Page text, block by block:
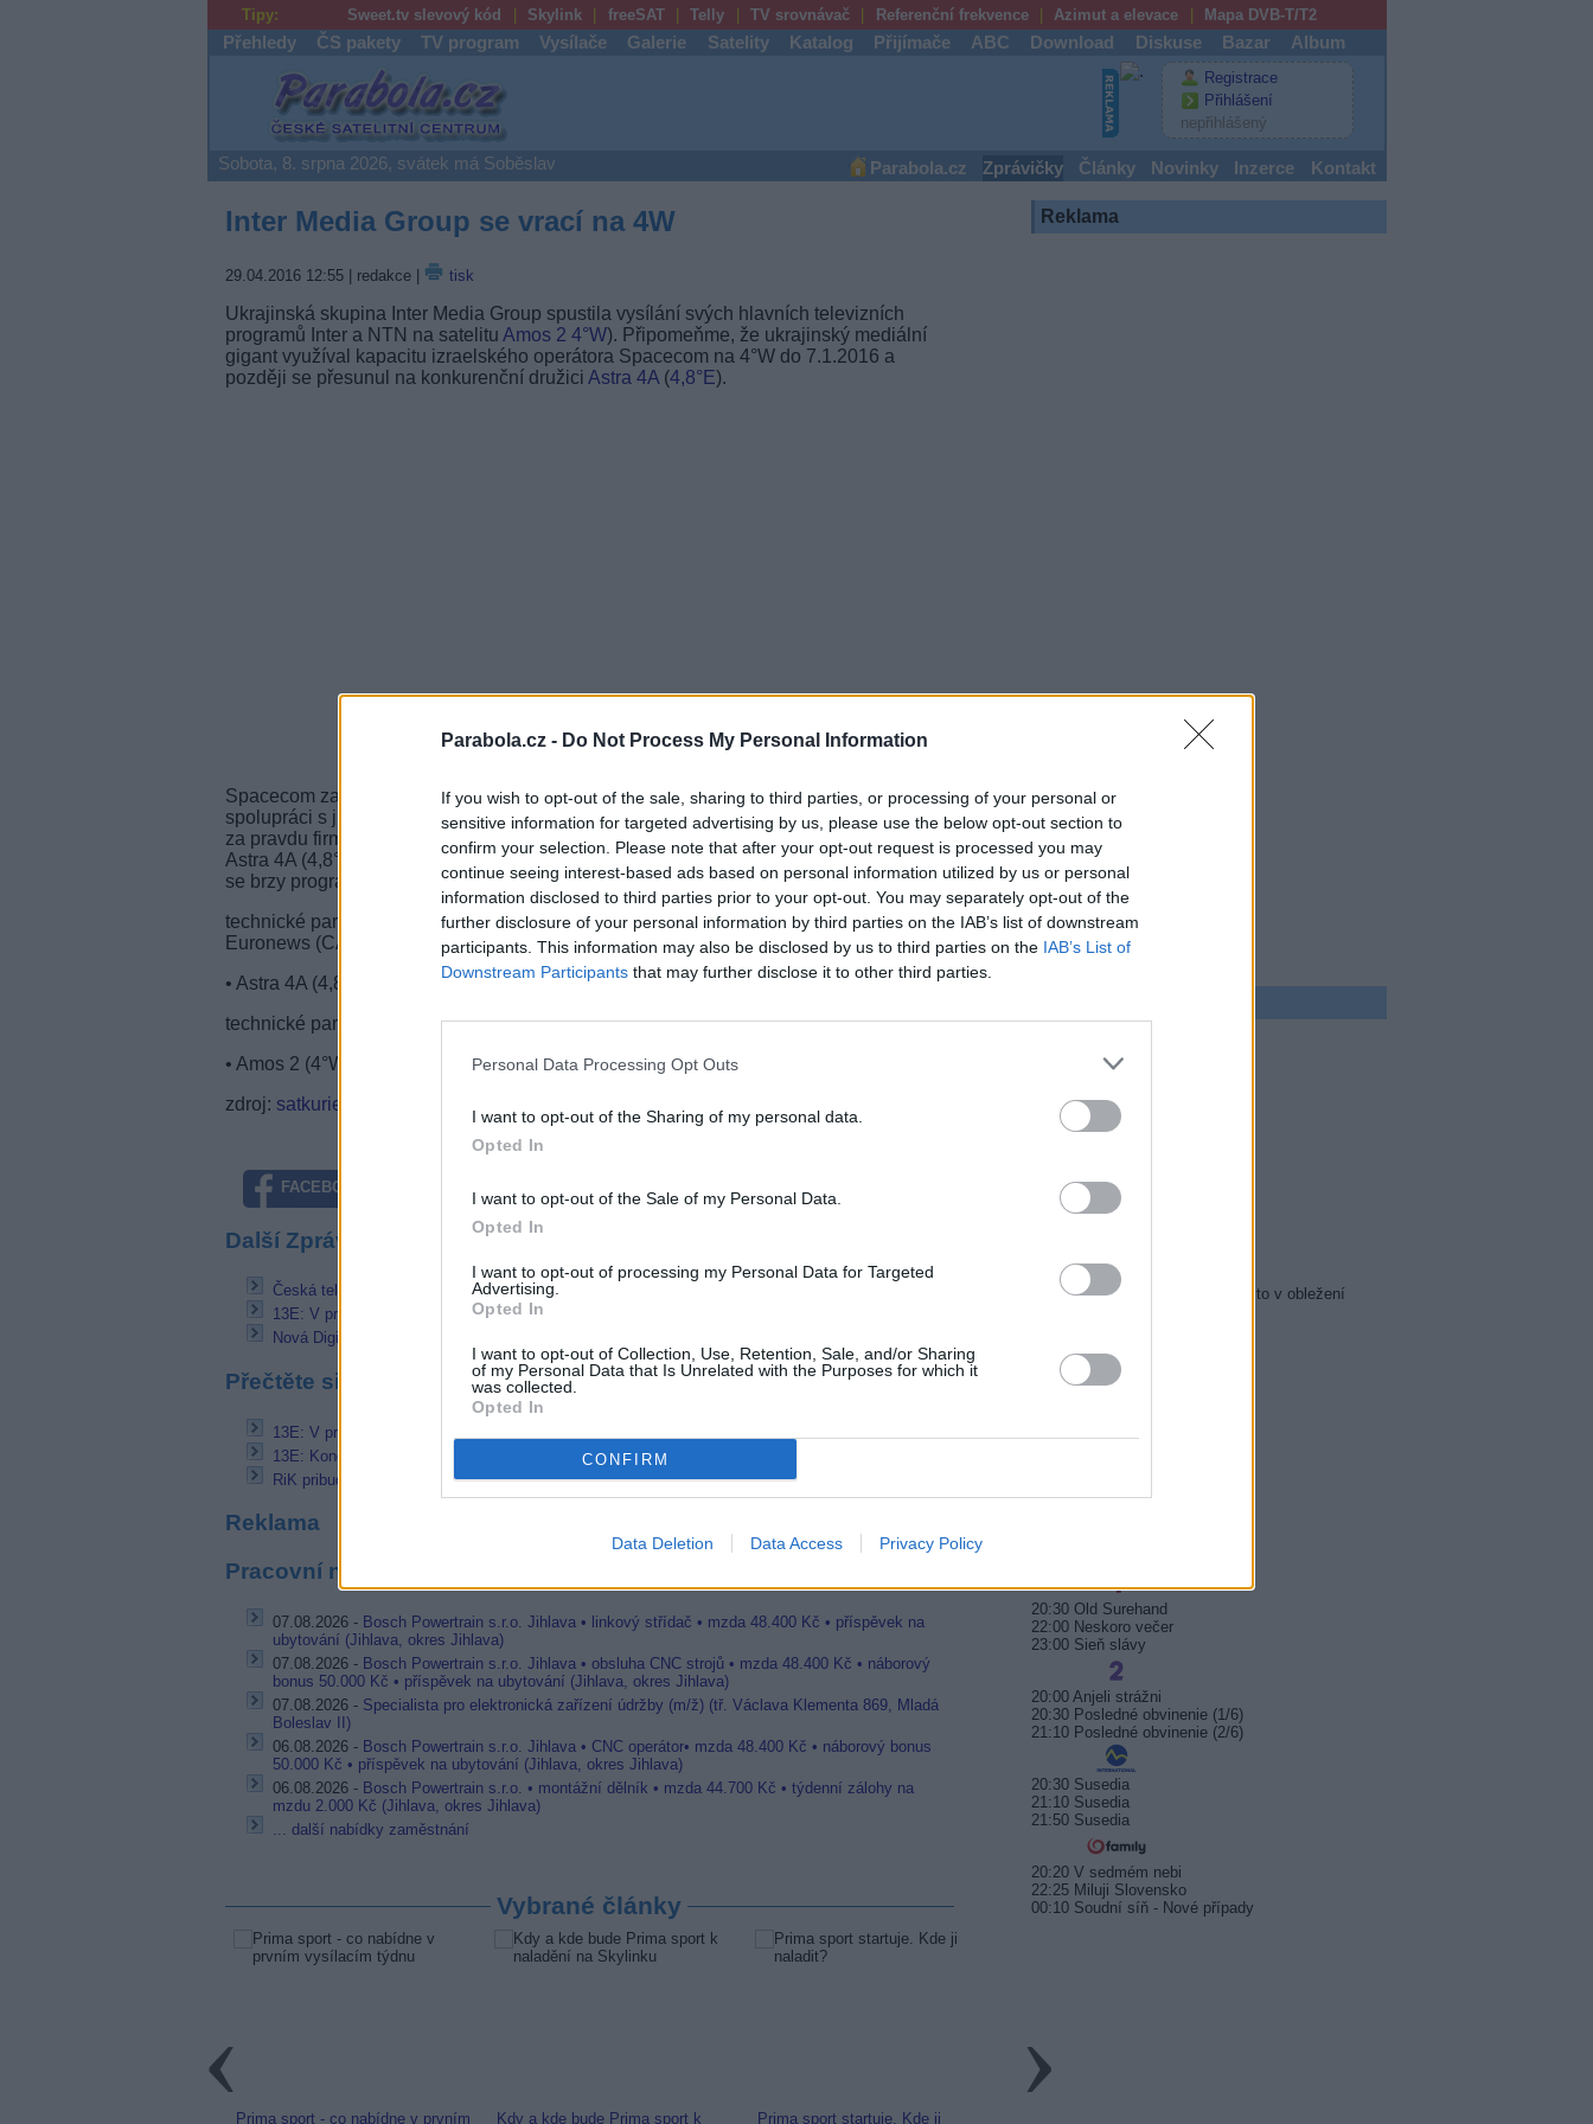
Parabola.cz - Do Not Process My Personal Information
If you wish to opt-out of the sale, sharing to third parties, or processing of your personal or
sensitive information for targeted advertising by us, please use the below opt-out section to
confirm your selection. Please note that after your opt-out request is processed you may
continue seeing interest-based ads based on personal information utilized by us or personal
information disclosed to third parties prior to your opt-out. You may separately opt-out of the
further disclosure of your personal information by third parties on the IAB’s list of downstream
participants. This information may also be disclosed by us to third parties on the IAB’s List of
Downstream Participants that may further disclose it to other third parties.
Personal Data Processing Opt Outs
I want to opt-out of the Sharing of my personal data.
Opted In
I want to opt-out of the Sale of my Personal Data.
Opted In
I want to opt-out of processing my Personal Data for Targeted
Advertising.
Opted In
I want to opt-out of Collection, Use, Retention, Sale, and/or Sharing
of my Personal Data that Is Unrelated with the Purposes for which it
was collected.
Opted In
CONFIRM
Data Deletion Data Access Privacy Policy
Tipy: Sweet.tv slevový kód Skylink freeSAT Telly TV srovnávač Referenční frekvence Azimut a elevace Mapa DVB-T/T2
Přehledy ČS pakety TV program Vysílače Galerie Satelity Katalog Přijímače ABC Download Diskuse Bazar Album
Parabola.cz
Registrace
Přihlášení
nepřihlášený
Sobota, 8. srpna 2026, svátek má Soběslav Parabola.cz Zprávičky Články Novinky Inzerce Kontakt
Inter Media Group se vrací na 4W
29.04.2016 12:55| redakce | tisk
Ukrajinská skupina Inter Media Group spustila vysílání svých hlavních televizních
programů Inter a NTN na satelitu Amos 2 4°W). Připomeňme, že ukrajinský mediální
gigant využíval kapacitu izraelského operátora Spacecom na 4°W do 7.1.2016 a
později se přesunul na konkurenční družici Astra 4A(4,8°E).
Spacecom zažaloval společnost Inter Media Group za předčasné ukončení kontraktu a
spolupráci s jiným satelitním operátorem. Dne 14.1.2016 obchodní soud v Kyjevě dal
za pravdu firmě Spacecom a vyzval mediální skupinu k ukončení vysílání na družici
Astra 4A (4,8°E). Od té doby izraelský operátor čeká na splnění soudního nařízení. Vrátí
se brzy programy Inter Media Group na družici Amos?
technické parametry - Inter, NTN, Mega, K1, K2, Zoom, Pixel, Enter Film (všeFTA ),
Euronews (CA BISS):
• Astra 4A (4,8°E), freq. 12,399 GHz, pol. V, SR 27500, FEC 3/4, DVB-S/QPSK
technické parametry - Inter, NTN (oba FTA), Euronews (CA BISS):
• Amos 2 (4°W), freq. 10,806 GHz, pol. H, SR 30000, FEC 3/4, DVB-S/QPSK
zdroj: satkurier.pl
FACEBOOK
Další Zprávičky
Česká televize sjednotila podobu titulků pro neslyšící
13E: V provozu nový transpondér
Nová Digi TV SK chystá nový firmware pro boxy Kaon HD
Přečtěte si také
13E: V provozu nový transpondér
13E: Konec německé Family TV, start Blizz TV
RiK pribudla do ponuky Fiber TV
Reklama
Pracovní nabídky
07.08.2026 - Bosch Powertrain s.r.o. Jihlava • linkový střídač • mzda 48.400 Kč • příspěvek na
ubytování (Jihlava, okres Jihlava)
07.08.2026 - Bosch Powertrain s.r.o. Jihlava • obsluha CNC strojů • mzda 48.400 Kč • náborový
bonus 50.000 Kč • příspěvek na ubytování (Jihlava, okres Jihlava)
07.08.2026 - Specialista pro elektronická zařízení údržby (m/ž) (tř. Václava Klementa 869, Mladá
Boleslav II)
06.08.2026 - Bosch Powertrain s.r.o. Jihlava • CNC operátor• mzda 48.400 Kč • náborový bonus
50.000 Kč • příspěvek na ubytování (Jihlava, okres Jihlava)
06.08.2026 - Bosch Powertrain s.r.o. • montážní dělník • mzda 44.700 Kč • týdenní zálohy na
mzdu 2.000 Kč (Jihlava, okres Jihlava)
... další nabídky zaměstnání
Vybrané články
Prima sport - co nabídne v prvním Kdy a kde bude Prima sport k Prima sport startuje. Kde ji
Reklama
21:20 Chalupáři (4/11)
22:05 Všechnopárty
21:45 Orel přistál
00:05 Instagram: trh marnosti
22:55 Pacific Rim: Povstání
01:05 Policejní akademie 6: Město v obležení
21:30 Mordparta II (6)
22:40 Na vlastní nebezpečí
20:10 Profesionálové (3)
20:30 Old Surehand
22:00 Neskoro večer
23:00 Sieň slávy
20:00 Anjeli strážni
20:30 Posledné obvinenie (1/6)
21:10 Posledné obvinenie (2/6)
20:30 Susedia
21:10 Susedia
21:50 Susedia
20:20 V sedmém nebi
22:25 Miluji Slovensko
00:10 Soudní síň - Nové případy